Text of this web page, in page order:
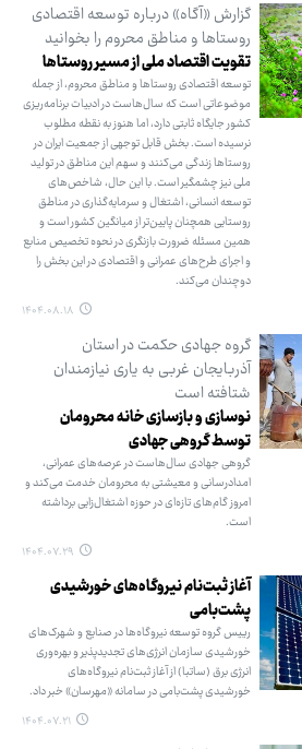
گزارش «آگاه» درباره توسعه اقتصادی
روستاها و مناطق محروم را بخوانید
تقویت اقتصاد ملی از مسیر روستاها
توسعه اقتصادی روستاها و مناطق محروم، از جمله
موضوعاتی است که سال‌هاست در ادبیات برنامه‌ریزی
کشور جایگاه ثابتی دارد، اما هنوز به نقطه مطلوب
نرسیده است. بخش قابل توجهی از جمعیت ایران در
روستاها زندگی می‌کنند و سهم این مناطق در تولید
ملی نیز چشمگیر است. با این حال، شاخص‌های
توسعه انسانی، اشتغال و سرمایه‌گذاری در مناطق
روستایی همچنان پایین‌تر از میانگین کشور است و
همین مسئله ضرورت بازنگری در نحوه تخصیص منابع
و اجرای طرح‌های عمرانی و اقتصادی در این بخش را
دوچندان می‌کند.
۱۴۰۴.۰۸.۱۸
گروه جهادی حکمت در استان
آذربایجان غربی به یاری نیازمندان
شتافته ‌است
نوسازی و بازسازی خانه‌ محرومان
توسط گروهی جهادی
گروهی جهادی سال‌هاست در عرصه‌های عمرانی،
امدادرسانی و معیشتی به محرومان خدمت می‌کند و
امروز گام‌های تازه‌ای در حوزه اشتغال‌زایی برداشته
است.
۱۴۰۴.۰۷.۲۹
آغاز ثبت‌نام نیروگاه‌های خورشیدی
پشت‌بامی
رییس گروه توسعه نیروگاه‌ها در صنایع و شهرک‌های
خورشیدی سازمان انرژی‌های تجدیدپذیر و بهره‌وری
انرژی برق (ساتبا) از آغاز ثبت‌نام نیروگاه‌های
خورشیدی پشت‌بامی در سامانه «مهرسان» خبر داد.
۱۴۰۴.۰۷.۲۱